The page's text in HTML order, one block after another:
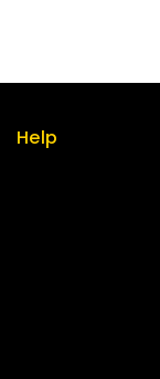
Help